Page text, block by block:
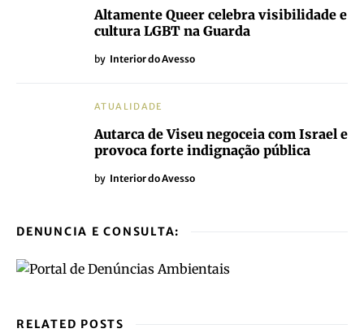
Altamente Queer celebra visibilidade e
cultura LGBT na Guarda
by Interior do Avesso
ATUALIDADE
Autarca de Viseu negoceia com Israel e
provoca forte indignação pública
by Interior do Avesso
DENUNCIA E CONSULTA:
RELATED POSTS